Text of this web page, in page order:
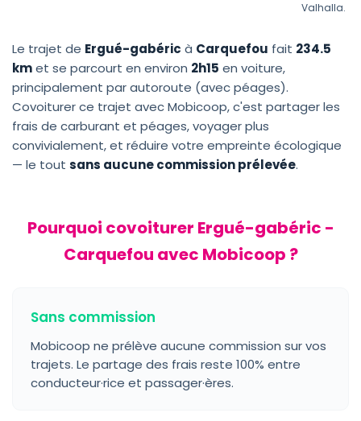
Valhalla.
Le trajet de Ergué-gabéric à Carquefou fait 234.5
kmet se parcourt en environ 2h15 en voiture,
principalement par autoroute (avec péages).
Covoiturer ce trajet avec Mobicoop, c'est partager les
frais de carburant et péages, voyager plus
convivialement, et réduire votre empreinte écologique
— le tout sans aucune commission prélevée.
Pourquoi covoiturer Ergué-gabéric -
Carquefou avec Mobicoop ?
Sans commission
Mobicoop ne prélève aucune commission sur vos
trajets. Le partage des frais reste 100% entre
conducteur·rice et passager·ères.